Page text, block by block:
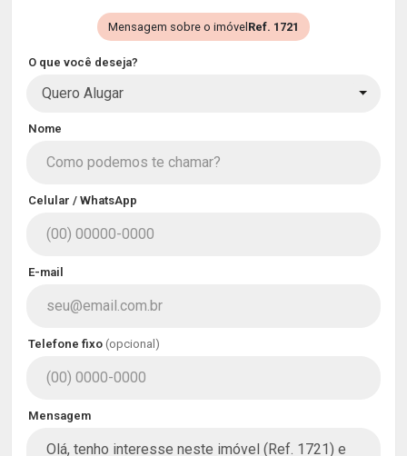
Mensagem sobre o imóvel Ref. 1721
O que você deseja?
Quero Alugar
Nome
Celular / WhatsApp
E-mail
Telefone fixo (opcional)
Mensagem